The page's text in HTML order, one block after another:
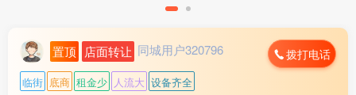
置顶 店面转让 同城用户320796 拨打电话
临街 底商 租金少 人流大 设备齐全